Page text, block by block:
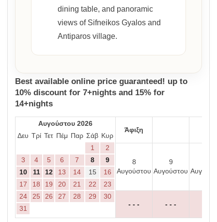
dining table, and panoramic
views of Sifneikos Gyalos and
Antiparos village.
Best available online price guaranteed! up to
10% discount for 7+nights and 15% for
14+nights
Αυγούστου 2026
Δευ Τρί Τετ Πέμ Παρ Σάβ Κυρ
1
2
3
4 5 6 7 8
9
10
11 12 13 14 15
16
17
18 19 20 21 22
23
24
25 26 27 28 29
30
31
Άφιξη
8
Αυγούστου
9
Αυγούστου
- - - - - -